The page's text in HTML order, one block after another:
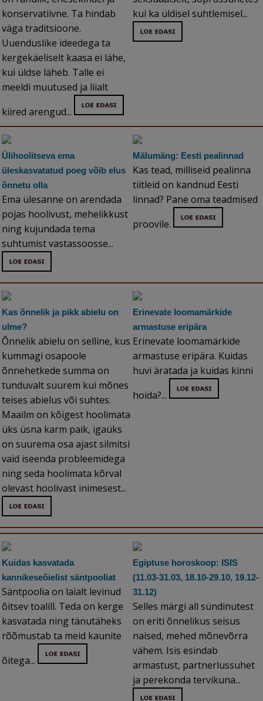
konservatiivne. Ta hindab
väga traditsioone.
Uuenduslike ideedega ta
kergekäeliselt kaasa ei lähe,
kui üldse läheb. Talle ei
meeldi muutused ja liialt
kiired arengud...
kui ka üldisel suhtlemisel...
Ülihoolitseva ema
üleskasvatatud poeg võib elus
õnnetu olla
Ema ülesanne on arendada
pojas hoolivust, mehelikkust
ning kujundada tema
suhtumist vastassoosse...
Mälumäng: Eesti pealinnad
Kas tead, milliseid pealinna
tiitleid on kandnud Eesti
linnad? Pane oma teadmised
proovile.
Kas õnnelik ja pikk abielu on
ulme?
Õnnelik abielu on selline, kus
kummagi osapoole
õnnehetkede summa on
tunduvalt suurem kui mõnes
teises abielus või suhtes.
Maailm on kõigest hoolimata
üks üsna karm paik, igaüks
on suurema osa ajast silmitsi
vaid iseenda probleemidega
ning seda hoolimata kõrval
olevast hoolivast inimesest...
Erinevate loomamärkide
armastuse eripära
Erinevate loomamärkide
armastuse eripära. Kuidas
huvi äratada ja kuidas kinni
hoida?...
Kuidas kasvatada
kannikeseõielist säntpooliat
Säntpoolia on laialt levinud
õitsev toalill. Teda on kerge
kasvatada ning tänutäheks
rõõmustab ta meid kaunite
õitega...
Egiptuse horoskoop: ISIS
(11.03-31.03, 18.10-29.10, 19.12-
31.12)
Selles märgi all sündinutest
on eriti õnnelikus seisus
naised, mehed mõnevõrra
vähem. Isis esindab
armastust, partnerlussuhet
ja perekonda tervikuna...